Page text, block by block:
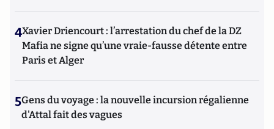
4Xavier Driencourt : l’arrestation du chef de la DZ
Mafia ne signe qu’une vraie-fausse détente entre
Paris et Alger
5Gens du voyage : la nouvelle incursion régalienne
d'Attal fait des vagues